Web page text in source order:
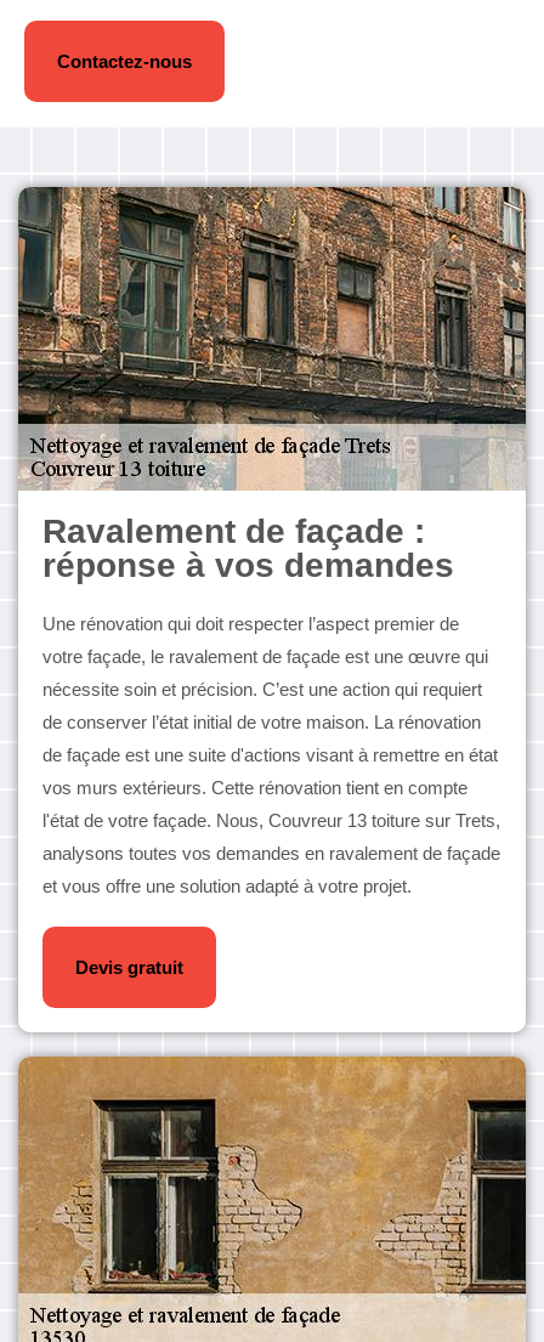
Contactez-nous
Ravalement de façade :
réponse à vos demandes
Une rénovation qui doit respecter l’aspect premier de
votre façade, le ravalement de façade est une œuvre qui
nécessite soin et précision. C’est une action qui requiert
de conserver l’état initial de votre maison. La rénovation
de façade est une suite d'actions visant à remettre en état
vos murs extérieurs. Cette rénovation tient en compte
l'état de votre façade. Nous, Couvreur 13 toiture sur Trets,
analysons toutes vos demandes en ravalement de façade
et vous offre une solution adapté à votre projet.
Devis gratuit